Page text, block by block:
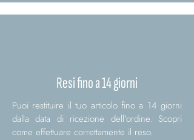
Resi fino a 14 giorni
Puoi restituire il tuo articolo fino a 14 giorni
dalla data di ricezione dell'ordine. Scopri
come effettuare correttamente il reso.